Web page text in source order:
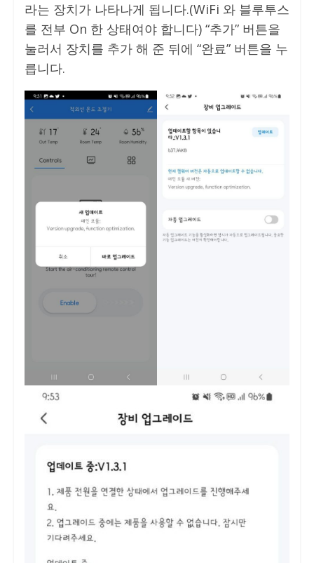
라는 장치가 나타나게 됩니다.(WiFi 와 블루투스
를 전부 On 한 상태여야 합니다) “추가” 버튼을
눌러서 장치를 추가 해 준 뒤에 “완료” 버튼을 누
릅니다.